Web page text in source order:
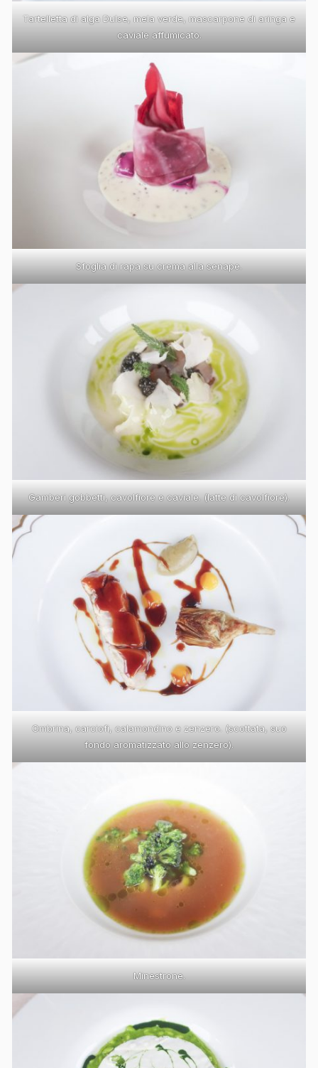
Tartelletta di alga Dulse, mela verde, mascarpone di aringa e
caviale affumicato.
Sfoglia di rapa su crema alla senape.
Gamberi gobbetti, cavolfiore e caviale. (latte di cavolfiore).
Ombrina, carciofi, calamondino e zenzero. (scottata, suo
fondo aromatizzato allo zenzero).
Minestrone.